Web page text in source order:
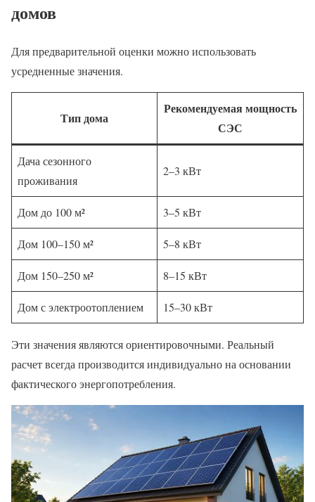
домов
Для предварительной оценки можно использовать
усредненные значения.
Тип дома
Рекомендуемая мощность
СЭС
Дача сезонного
проживания
2–3 кВт
Дом до 100 м² 3–5 кВт
Дом 100–150 м² 5–8 кВт
Дом 150–250 м² 8–15 кВт
Дом с электроотоплением 15–30 кВт
Эти значения являются ориентировочными. Реальный
расчет всегда производится индивидуально на основании
фактического энергопотребления.